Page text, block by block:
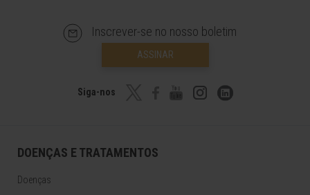
Inscrever-se no nosso boletim
ASSINAR
Siga-nos
DOENÇAS E TRATAMENTOS
Doenças